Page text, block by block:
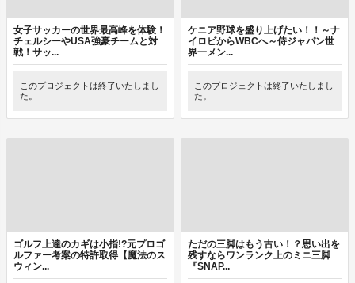
女子サッカーの世界最高峰を体験！
チェルシーやUSA強豪チームと対
戦！サッ...
このプロジェクトは終了いたしまし
た。
ケニア野球を盛り上げたい！！～ナ
イロビからWBCへ～侍ジャパン世
界一メン...
このプロジェクトは終了いたしまし
た。
ゴルフ上達のカギは小指!?元プロゴ
ルファー考案の特許取得【魔法のス
ウィン...
ただの三脚はもう古い！？思い出を
残すならワンランク上のミニ三脚
『SNAP...